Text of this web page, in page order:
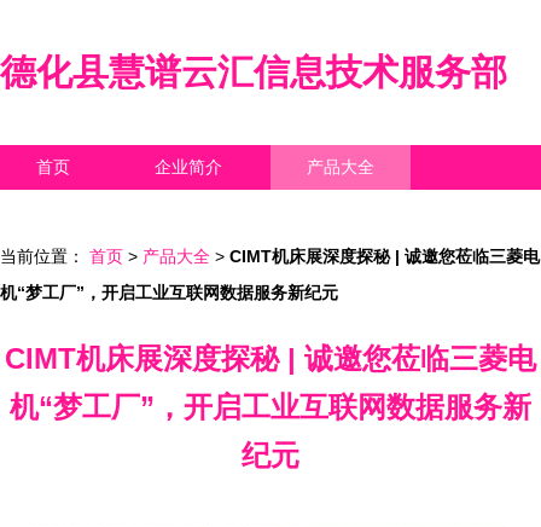
德化县慧谱云汇信息技术服务部
首页 企业简介 产品大全
当前位置： 首页 > 产品大全 > CIMT机床展深度探秘 | 诚邀您莅临三菱电
机“梦工厂”，开启工业互联网数据服务新纪元
CIMT机床展深度探秘 | 诚邀您莅临三菱电
机“梦工厂”，开启工业互联网数据服务新
纪元